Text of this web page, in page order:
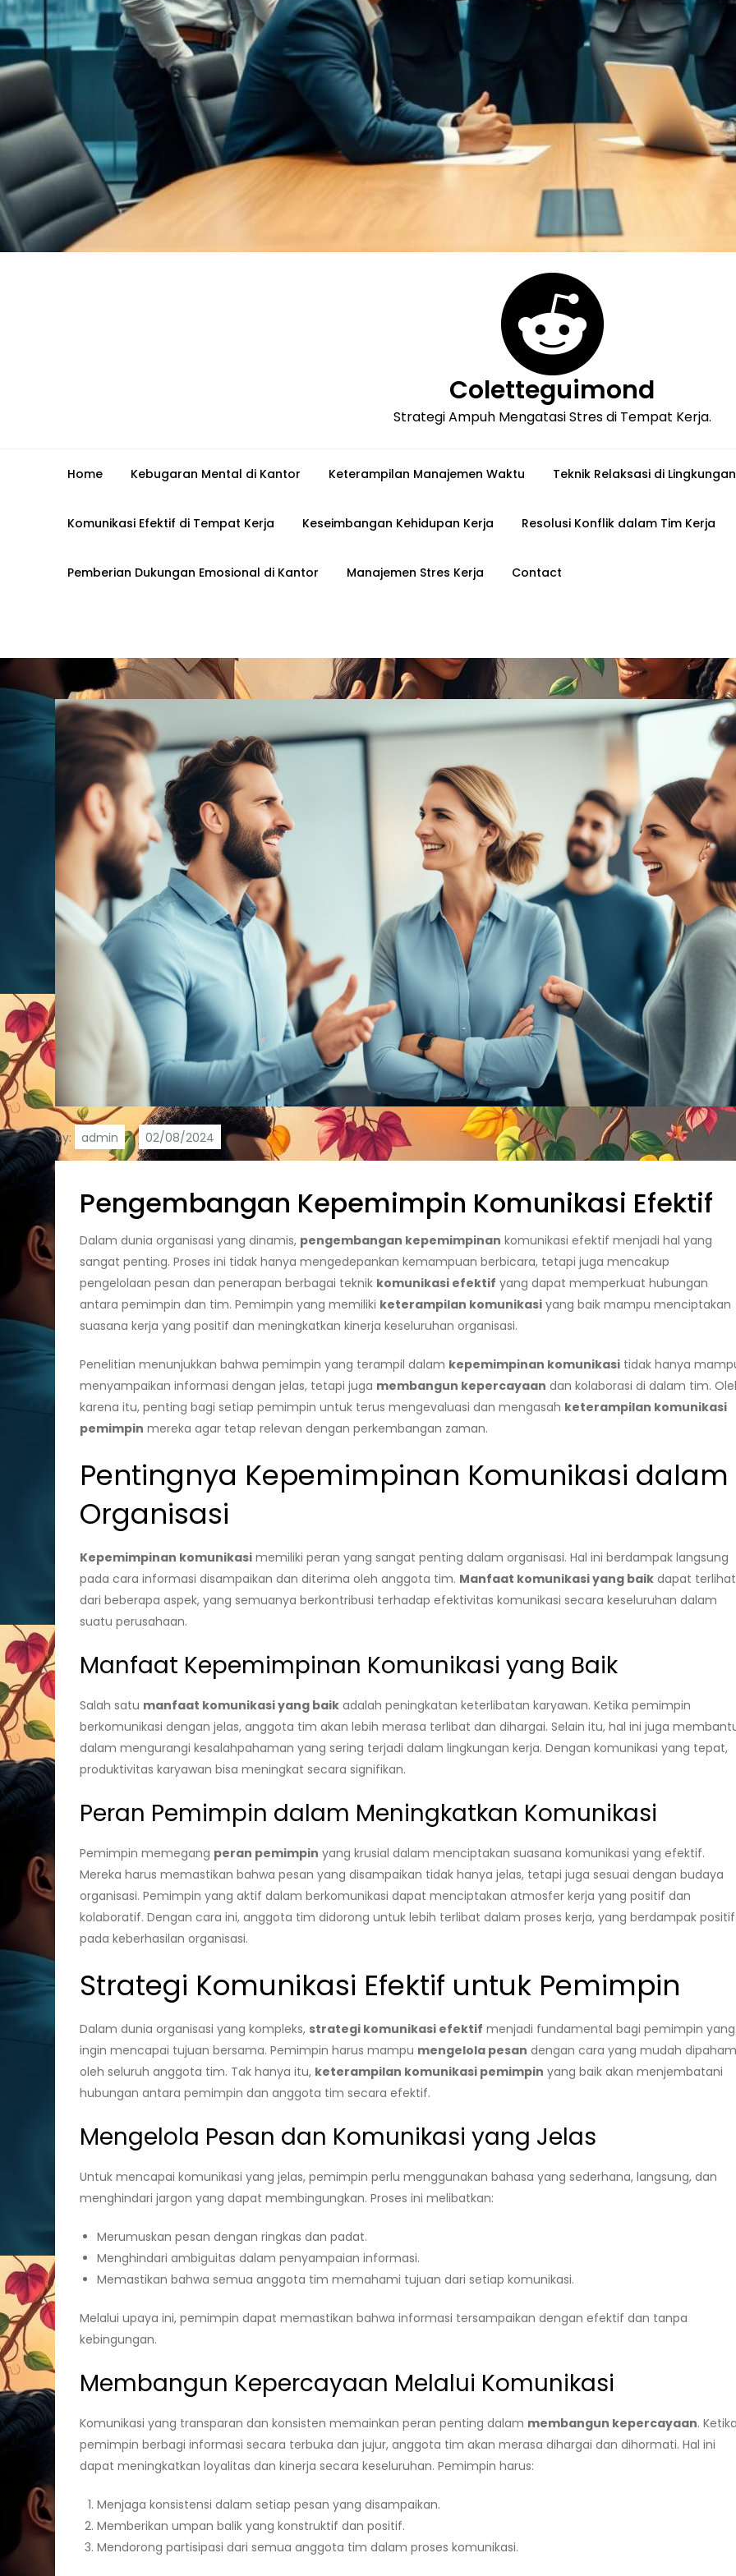
Coletteguimond
Strategi Ampuh Mengatasi Stres di Tempat Kerja.
Home Kebugaran Mental di Kantor Keterampilan Manajemen Waktu Teknik Relaksasi di
Komunikasi Efektif di Tempat Kerja Keseimbangan Kehidupan Kerja Resolusi Konflik dalam Tim Kerja
Pemberian Dukungan Emosional di Kantor Manajemen Stres Kerja Contact
by: admin
Pengembangan Kepemimpin Komunikasi Efektif
Dalam dunia organisasi yang dinamis, pengembangan kepemimpinan komunikasi efektif menjadi hal yang
sangat penting. Proses ini tidak hanya mengedepankan kemampuan berbicara, tetapi juga mencakup
pengelolaan pesan dan penerapan berbagai teknik komunikasi efektif yang dapat memperkuat hubungan
antara pemimpin dan tim. Pemimpin yang memiliki keterampilan komunikasi yang baik mampu menciptakan
suasana kerja yang positif dan meningkatkan kinerja keseluruhan organisasi.
Penelitian menunjukkan bahwa pemimpin yang terampil dalam kepemimpinan komunikasi tidak hanya
menyampaikan informasi dengan jelas, tetapi juga membangun kepercayaan dan kolaborasi di dalam tim.
karena itu, penting bagi setiap pemimpin untuk terus mengevaluasi dan mengasah keterampilan komunikasi
pemimpin mereka agar tetap relevan dengan perkembangan zaman.
Pentingnya Kepemimpinan Komunikasi dalam
Organisasi
Kepemimpinan komunikasi memiliki peran yang sangat penting dalam organisasi. Hal ini berdampak langsung
pada cara informasi disampaikan dan diterima oleh anggota tim. Manfaat komunikasi yang baik dapat terlihat
dari beberapa aspek, yang semuanya berkontribusi terhadap efektivitas komunikasi secara keseluruhan dalam
suatu perusahaan.
Manfaat Kepemimpinan Komunikasi yang Baik
Salah satu manfaat komunikasi yang baik adalah peningkatan keterlibatan karyawan. Ketika pemimpin
berkomunikasi dengan jelas, anggota tim akan lebih merasa terlibat dan dihargai. Selain itu, hal ini juga
dalam mengurangi kesalahpahaman yang sering terjadi dalam lingkungan kerja. Dengan komunikasi yang tepat,
produktivitas karyawan bisa meningkat secara signifikan.
Peran Pemimpin dalam Meningkatkan Komunikasi
Pemimpin memegang peran pemimpin yang krusial dalam menciptakan suasana komunikasi yang efektif.
Mereka harus memastikan bahwa pesan yang disampaikan tidak hanya jelas, tetapi juga sesuai dengan budaya
organisasi. Pemimpin yang aktif dalam berkomunikasi dapat menciptakan atmosfer kerja yang positif dan
kolaboratif. Dengan cara ini, anggota tim didorong untuk lebih terlibat dalam proses kerja, yang berdampak positif
pada keberhasilan organisasi.
Strategi Komunikasi Efektif untuk Pemimpin
Dalam dunia organisasi yang kompleks, strategi komunikasi efektif menjadi fundamental bagi pemimpin yang
ingin mencapai tujuan bersama. Pemimpin harus mampu mengelola pesan dengan cara yang mudah
oleh seluruh anggota tim. Tak hanya itu, keterampilan komunikasi pemimpin yang baik akan menjembatani
hubungan antara pemimpin dan anggota tim secara efektif.
Mengelola Pesan dan Komunikasi yang Jelas
Untuk mencapai komunikasi yang jelas, pemimpin perlu menggunakan bahasa yang sederhana, langsung, dan
menghindari jargon yang dapat membingungkan. Proses ini melibatkan:
Merumuskan pesan dengan ringkas dan padat.
Menghindari ambiguitas dalam penyampaian informasi.
Memastikan bahwa semua anggota tim memahami tujuan dari setiap komunikasi.
Melalui upaya ini, pemimpin dapat memastikan bahwa informasi tersampaikan dengan efektif dan tanpa
kebingungan.
Membangun Kepercayaan Melalui Komunikasi
Komunikasi yang transparan dan konsisten memainkan peran penting dalam membangun kepercayaan.
pemimpin berbagi informasi secara terbuka dan jujur, anggota tim akan merasa dihargai dan dihormati. Hal ini
dapat meningkatkan loyalitas dan kinerja secara keseluruhan. Pemimpin harus:
Menjaga konsistensi dalam setiap pesan yang disampaikan.
Memberikan umpan balik yang konstruktif dan positif.
Mendorong partisipasi dari semua anggota tim dalam proses komunikasi.